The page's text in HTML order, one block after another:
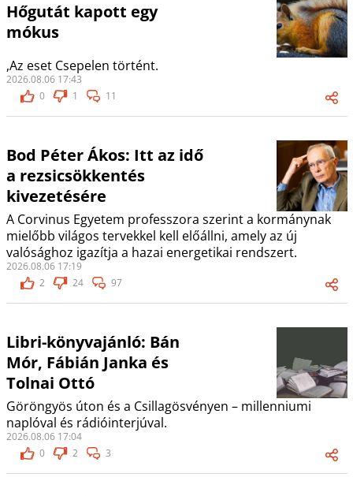
Hőgutát kapott egy
mókus
,Az eset Csepelen történt.
2026.08.06 17:43
0
1 11
Bod Péter Ákos: Itt az idő
a rezsicsökkentés
kivezetésére
A Corvinus Egyetem professzora szerint a kormánynak
mielőbb világos tervekkel kell előállni, amely az új
valósághoz igazítja a hazai energetikai rendszert.
2026.08.06 17:19
2
24 97
Libri-könyvajánló: Bán
Mór, Fábián Janka és
Tolnai Ottó
Göröngyös úton és a Csillagösvényen – millenniumi
naplóval és rádióinterjúval.
2026.08.06 17:04
0
2 3